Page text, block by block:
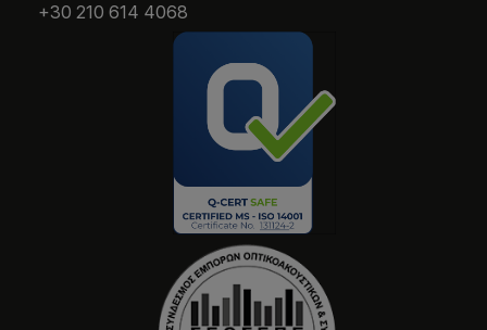
+30 210 614 4068